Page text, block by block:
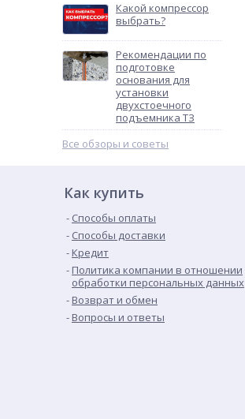
Какой компрессор
выбрать?
Рекомендации по
подготовке
основания для
установки
двухстоечного
подъемника ТЗ
Все обзоры и советы
Как купить
Способы оплаты
Способы доставки
Кредит
Политика компании в отношении
обработки персональных данных
Возврат и обмен
Вопросы и ответы